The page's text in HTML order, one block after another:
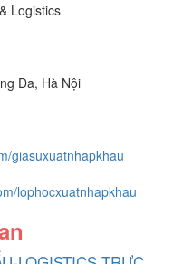
Logistics
Đa, Hà Nội
giasuxuatnhapkhau
lophocxuatnhapkhau